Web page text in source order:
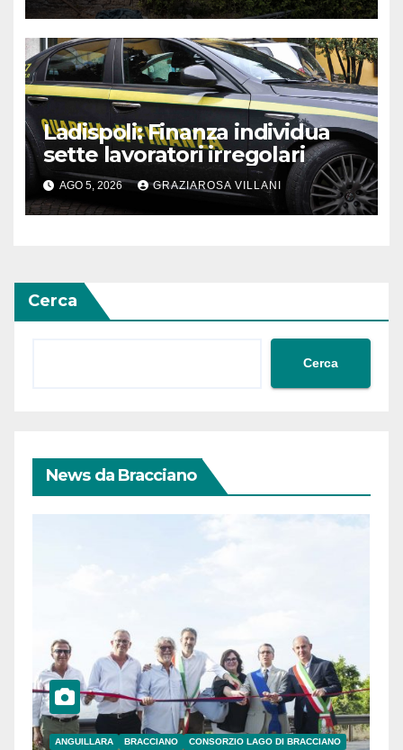
Ladispoli: Finanza individua
sette lavoratori irregolari
AGO 5, 2026 GRAZIAROSA VILLANI
Cerca
Cerca
News da Bracciano
ANGUILLARA BRACCIANO CONSORZIO LAGO DI BRACCIANO